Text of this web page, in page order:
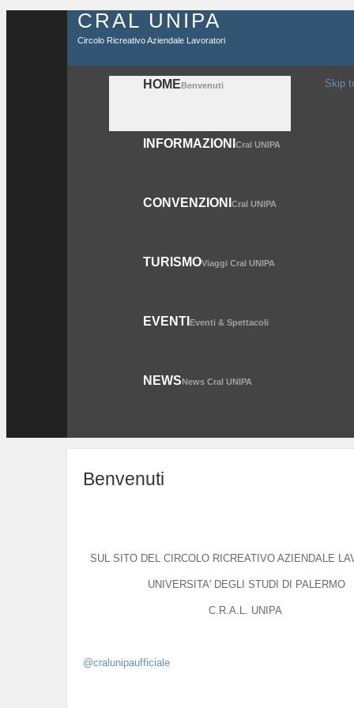
CRAL UNIPA
Circolo Ricreativo Aziendale Lavoratori
HOMEBenvenuti
INFORMAZIONICral UNIPA
CONVENZIONICral UNIPA
TURISMOViaggi Cral UNIPA
EVENTIEventi & Spettacoli
NEWSNews Cral UNIPA
Skip
Benvenuti
SUL SITO DEL CIRCOLO RICREATIVO AZIENDALE
UNIVERSITA' DEGLI STUDI DI PALERMO
C.R.A.L. UNIPA
@cralunipaufficiale